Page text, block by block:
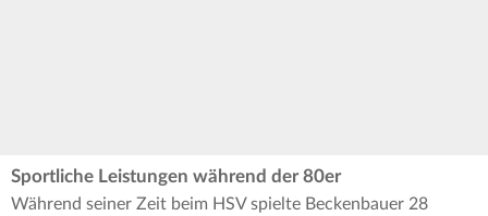
Sportliche Leistungen während der 80er
Während seiner Zeit beim HSV spielte Beckenbauer 28